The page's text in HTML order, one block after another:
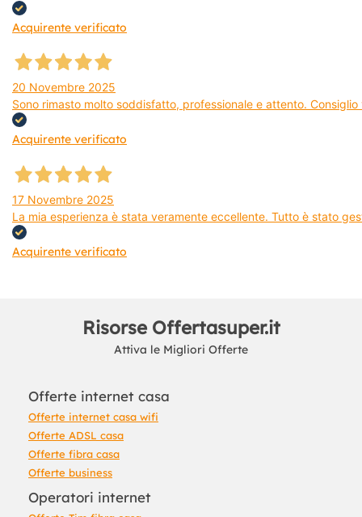
Acquirente verificato
20 Novembre 2025
Sono rimasto molto soddisfatto, professionale e attento.
Acquirente verificato
17 Novembre 2025
La mia esperienza è stata veramente eccellente. Tutto è stato
Acquirente verificato
Risorse Offertasuper.it
Attiva le Migliori Offerte
Offerte internet casa
Offerte internet casa wifi
Offerte ADSL casa
Offerte fibra casa
Offerte business
Operatori internet